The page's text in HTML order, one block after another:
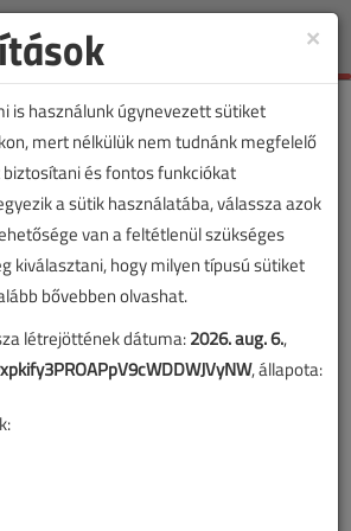
Toggle
×
is használunk úgynevezett sütiket
mert nélkülük nem tudnánk megfelelő
és fontos funkciókat
a sütik használatába, válassza azok
van a feltétlenül szükséges
kiválasztani, hogy milyen típusú sütiket
bővebben olvashat.
létrejöttének dátuma:2026. aug. 6.,
, állapota: